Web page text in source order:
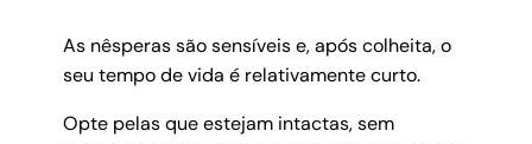
As nêsperas são sensíveis e, após colheita, o
seu tempo de vida é relativamente curto.
Opte pelas que estejam intactas, sem